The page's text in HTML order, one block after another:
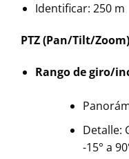
Identificar: 250 m
PTZ (Pan/Tilt/Zoom)
Rango de giro/
Detalle:
-15° a